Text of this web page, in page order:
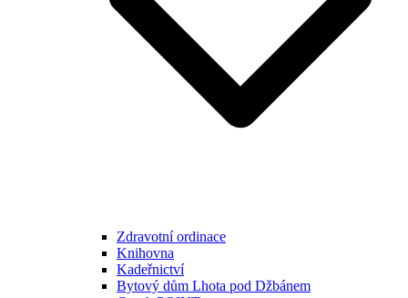
Zdravotní ordinace
Knihovna
Kadeřnictví
Bytový dům Lhota pod Džbánem